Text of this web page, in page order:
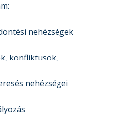
nehézségek
konfliktusok,
nehézségei